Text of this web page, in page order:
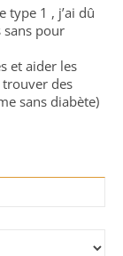
type 1 , j’ai dû
sans pour
et aider les
des
sans diabète)